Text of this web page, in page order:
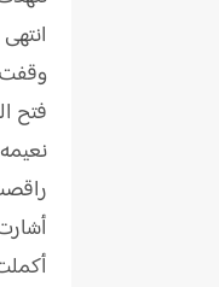
وقفت
فتح